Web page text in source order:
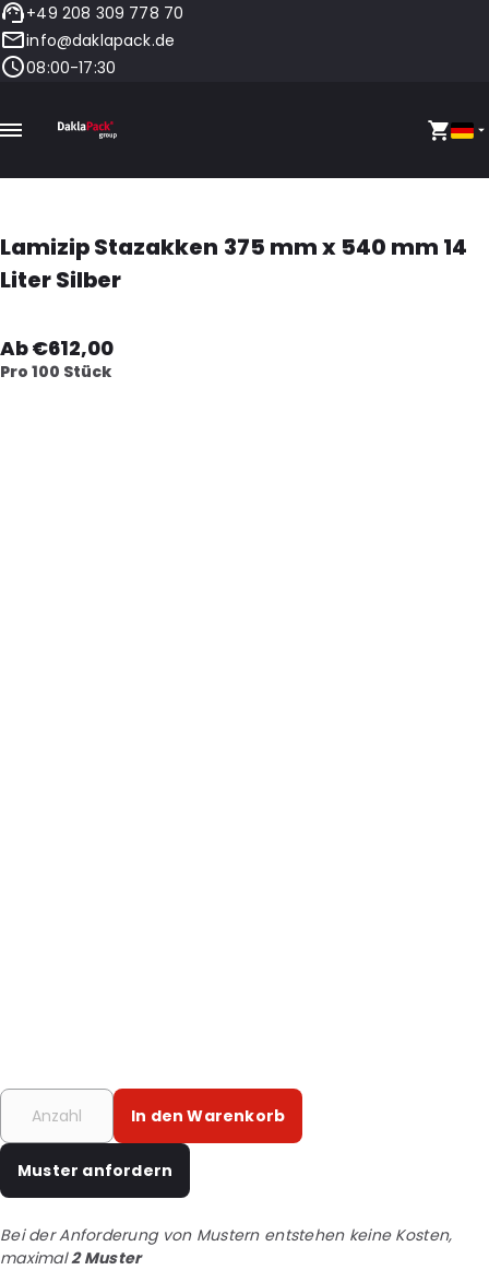
+49 208 309 778 70
info@daklapack.de
08:00-17:30
Lamizip Stazakken 375 mm x 540 mm 14
Liter Silber
Ab €612,00
Pro 100 Stück
In den Warenkorb
Muster anfordern
Bei der Anforderung von Mustern entstehen keine Kosten,
maximal2 Muster